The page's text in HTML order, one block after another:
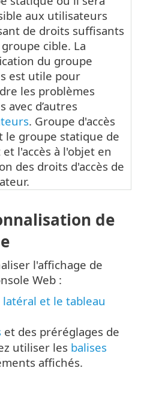
aux utilisateurs
de droits suffisants
cible. La
du groupe
est utile pour
les problèmes
avec d’autres
. Groupe d'accès
le groupe statique de
l'accès à l'objet en
des droits d'accès de
de
l'affichage de
Web :
et le tableau
et des préréglages de
utiliser les balises
affichés.